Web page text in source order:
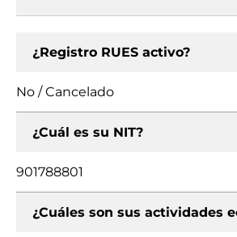
¿Registro RUES activo?
No / Cancelado
¿Cuál es su NIT?
901788801
¿Cuáles son sus actividades